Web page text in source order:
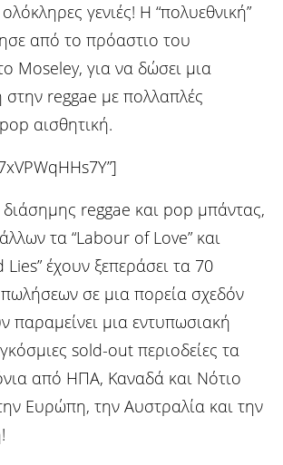
γενιές! Η “πολυεθνική”
από το πρόαστιο του
Moseley, για να δώσει μια
reggae με πολλαπλές
αισθητική.
διάσημης reggae και pop μπάντας,
τα “Labour of Love” και
έχουν ξεπεράσει τα 70
σε μια πορεία σχεδόν
παραμείνει μια εντυπωσιακή
sold-out περιοδείες τα
από ΗΠΑ, Καναδά και Νότιο
Ευρώπη, την Αυστραλία και την